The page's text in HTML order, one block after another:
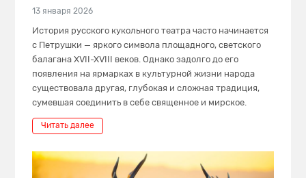
13 января 2026
История русского кукольного театра часто начинается
с Петрушки — яркого символа площадного, светского
балагана XVII-XVIII веков. Однако задолго до его
появления на ярмарках в культурной жизни народа
существовала другая, глубокая и сложная традиция,
сумевшая соединить в себе священное и мирское.
Читать далее